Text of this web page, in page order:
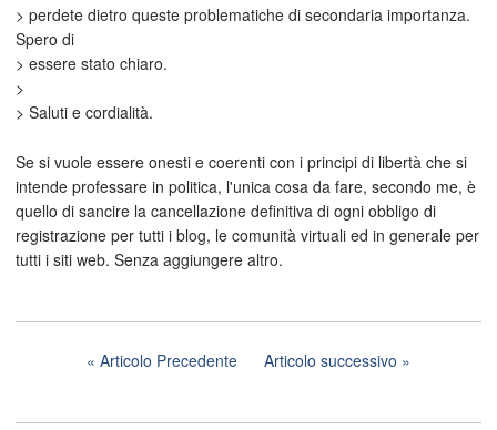
> perdete dietro queste problematiche di secondaria importanza.
Spero di
> essere stato chiaro.
>
> Saluti e cordialità.
Se si vuole essere onesti e coerenti con i principi di libertà che si
intende professare in politica, l'unica cosa da fare, secondo me, è
quello di sancire la cancellazione definitiva di ogni obbligo di
registrazione per tutti i blog, le comunità virtuali ed in generale per
tutti i siti web. Senza aggiungere altro.
Articolo Precedente Articolo successivo